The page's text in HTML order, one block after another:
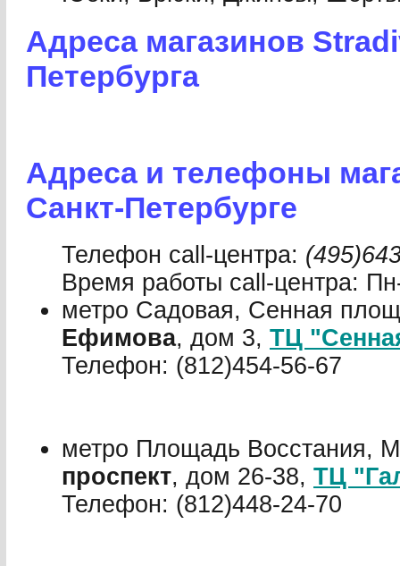
Адреса магазинов
Петербурга
Адреса и телефоны
Санкт-Петербурге
Телефон call-центра:
Время работы call-центра:
метро Садовая, Сенная
Ефимова, дом 3, ТЦ
Телефон: (812)454-56-67
метро Площадь Восстания,
проспект, дом 26-38, ТЦ
Телефон: (812)448-24-70